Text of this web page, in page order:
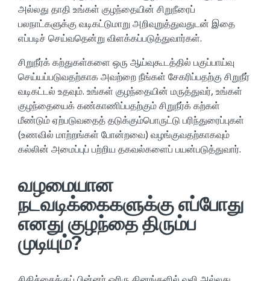
அல்லது தாதி உங்கள் குழந்தையின் சிறுநீரைப்
பலநாட்களுக்கு வடிகட்டுமாறு அறிவுறுத்துவதுடன் இதை
எப்படிச் செய்வதென்று விளக்கப்படுத்துவார்கள்.
சிறுநீர்க் கற்துகள்களை ஒரு ஆய்வுகூடத்தில் பகுப்பாய்வு
செய்யப்படுவதற்காக அவற்றை நீங்கள் சேகரிப்பதற்கு சிறுநீர்
வடிகட்டல் உதவும். உங்கள் குழந்தையின் மருத்துவர், உங்கள்
குழந்தையைக் கண்காணிப்பதற்கும் சிறுநீர்க் கற்கள்
மீண்டும் ஏற்படுவதைத் தடுக்கும்பொருட்டு பரிந்துரைப்புகள்
(உணவில் மாற்றங்கள் போன்றவை) வழங்குவதற்காகவும்
கல்லின் அமைப்புப் பற்றிய தகவல்களைப் பயன்படுத்துவார்.
வழமையான
நடவடிக்கைகளுக்கு எப்போது
எனது குழந்தை திரும்ப
முடியும்?